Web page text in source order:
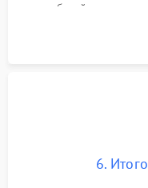
кабелей,
надежная
6.